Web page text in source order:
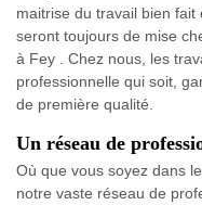
maitrise du travail bien fait
seront toujours de mise
à Fey . Chez nous, les
professionnelle qui soit,
de première qualité.
Un réseau de
Où que vous soyez dans
notre vaste réseau de